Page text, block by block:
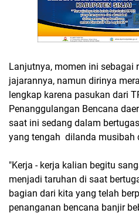
Lanjutnya, momen ini sebagai
jajarannya, namun dirinya
lengkap karena pasukan dari
Penanggulangan Bencana
saat ini sedang dalam
yang tengah dilanda musibah
"Kerja - kerja kalian begitu
menjadi taruhan di saat
bagian dari kita yang telah
penanganan bencana banjir